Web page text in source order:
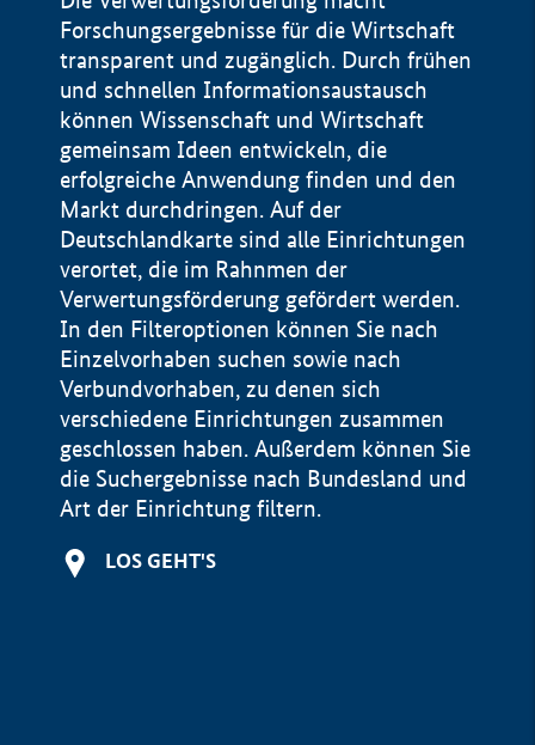
Forschungsergebnisse für die Wirtschaft
transparent und zugänglich. Durch frühen
und schnellen Informationsaustausch
können Wissenschaft und Wirtschaft
gemeinsam Ideen entwickeln, die
erfolgreiche Anwendung finden und den
Markt durchdringen. Auf der
Deutschlandkarte sind alle Einrichtungen
verortet, die im Rahnmen der
Verwertungsförderung gefördert werden.
In den Filteroptionen können Sie nach
Einzelvorhaben suchen sowie nach
Verbundvorhaben, zu denen sich
verschiedene Einrichtungen zusammen
geschlossen haben. Außerdem können Sie
die Suchergebnisse nach Bundesland und
Art der Einrichtung filtern.
LOS GEHT'S